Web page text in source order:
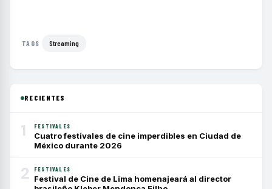
TAGS Streaming
RECIENTES
1 FESTIVALES
Cuatro festivales de cine imperdibles en Ciudad de
México durante 2026
2 FESTIVALES
Festival de Cine de Lima homenajeará al director